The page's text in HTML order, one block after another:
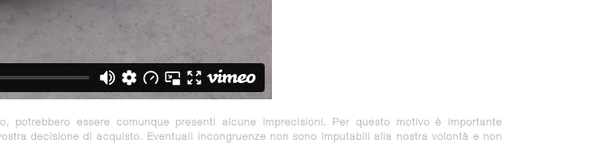
essere comunque presenti alcune imprecisioni. Per questo motivo è importante
decisione di acquisto. Eventuali incongruenze non sono imputabili alla nostra volontà e non